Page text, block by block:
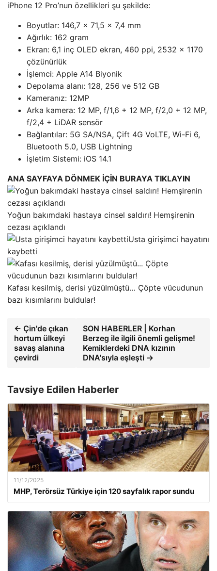
iPhone 12 Pro’nun özellikleri şu şekilde:
Boyutlar: 146,7 x 71,5 x 7,4 mm
Ağırlık: 162 gram
Ekran: 6,1 inç OLED ekran, 460 ppi, 2532 x 1170
çözünürlük
İşlemci: Apple A14 Biyonik
Depolama alanı: 128, 256 ve 512 GB
Kameranız: 12MP
Arka kamera: 12 MP, f/1,6 + 12 MP, f/2,0 + 12 MP,
f/2,4 + LiDAR sensör
Bağlantılar: 5G SA/NSA, Çift 4G VoLTE, Wi-Fi 6,
Bluetooth 5.0, USB Lightning
İşletim Sistemi: iOS 14.1
ANA SAYFAYA DÖNMEK İÇİN BURAYA TIKLAYIN
Yoğun bakımdaki hastaya cinsel saldırı! Hemşirenin
cezası açıklandı
Usta girişimci hayatını
kaybetti
Kafası kesilmiş, derisi yüzülmüştü… Çöpte vücudunun
bazı kısımlarını buldular!
← Çin'de çıkan
hortum ülkeyi
savaş alanına
çevirdi
SON HABERLER | Korhan
Berzeg ile ilgili önemli gelişme!
Kemiklerdeki DNA kızının
DNA'sıyla eşleşti →
Tavsiye Edilen Haberler
11/12/2025
MHP, Terörsüz Türkiye için 120 sayfalık rapor sundu